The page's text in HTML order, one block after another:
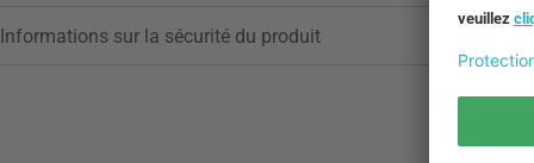
Informations sur la sécurité du produit